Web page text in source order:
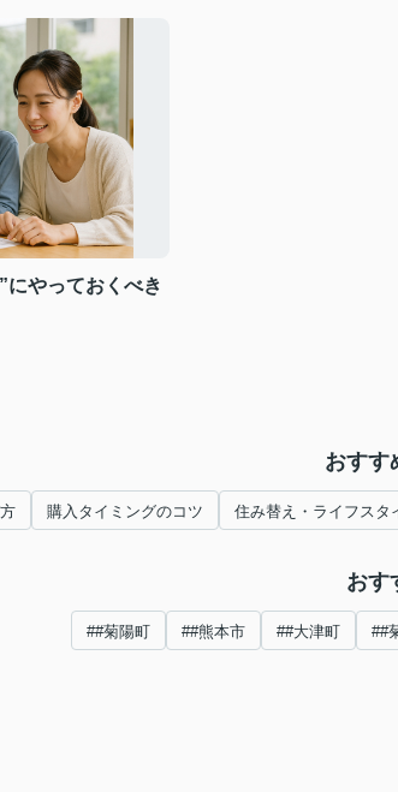
にやっておくべき
おすす
購入タイミングのコツ 住み替え・ライフスタ
おす
##菊陽町 ##熊本市 ##大津町 ##